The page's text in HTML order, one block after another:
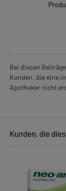
Bei diesen
Kunden, die eine
Apotheker nicht
Kunden, die